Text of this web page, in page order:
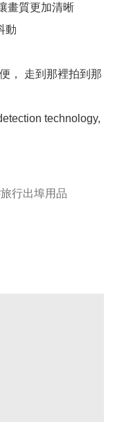
畫質更加清晰
動
， 走到那裡拍到那
technology,
旅行出埠用品